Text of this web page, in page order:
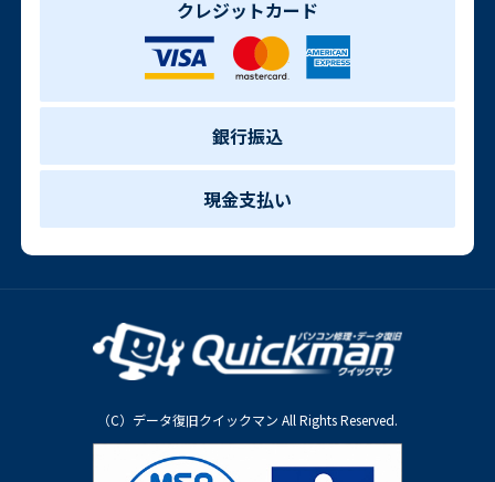
クレジットカード
銀行振込
現金支払い
（C）データ復旧クイックマン All Rights Reserved.